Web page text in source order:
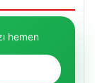
hemen